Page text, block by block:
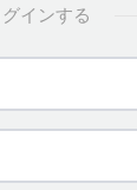
インする